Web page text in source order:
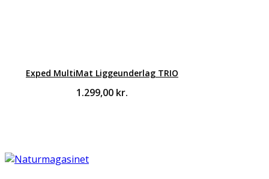
Exped MultiMat Liggeunderlag TRIO
1.299,00 kr.